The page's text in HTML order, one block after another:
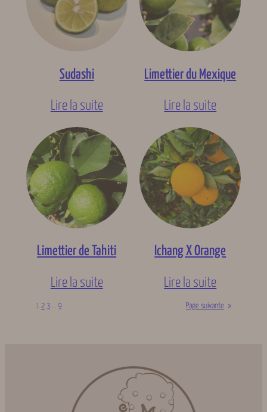
Sudashi
Lire la suite
Limettier du Mexique
Lire la suite
Limettier de Tahiti
Lire la suite
Ichang X Orange
Lire la suite
1 2 3 … 9 Page suivante »